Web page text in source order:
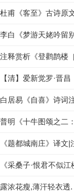
杜甫《客至》古诗原
李白《梦游天姥吟留
注释赏析《登鹳鹊楼
【清】爱新觉罗·晋
白居易《自喜》诗词
普明《十牛图颂之二
《题都城南庄》译文
《采桑子·恨君不似
露浓花瘦,薄汗轻衣透